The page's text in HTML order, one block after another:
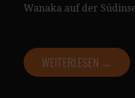
Wanaka auf der
WEITERLESEN →